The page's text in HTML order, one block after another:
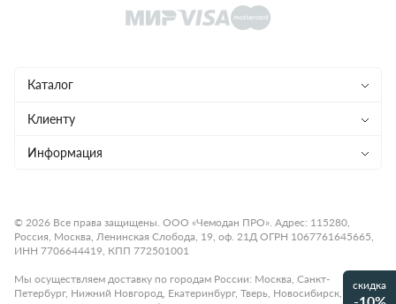
Каталог
Чемоданы
Рюкзаки
Аксессуары
Премиум
Клиенту
Магазины
Гарантия и возврат
Информация
Программа лояльности
Подарочные карты
Статьи
© 2026 Все права защищены. ООО «Чемодан ПРО». Адрес: 115280,
Россия, Москва, Ленинская Слобода, 19, оф. 21Д ОГРН 1067761645665,
ИНН 7706644419, КПП 772501001
Мы осуществляем доставку по городам России: Москва, Санкт-
Петербург, Нижний Новгород, Екатеринбург, Тверь, Новосибирск,
скидка